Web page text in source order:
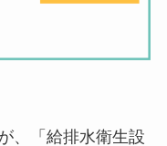
、「給排水衛生設